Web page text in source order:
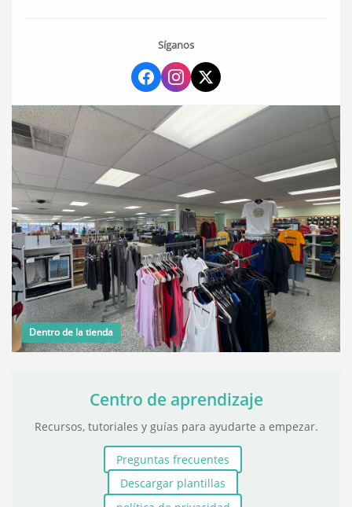
Síganos
Dentro de la tienda
Centro de aprendizaje
Recursos, tutoriales y guías para ayudarte a empezar.
Preguntas frecuentes
Descargar plantillas